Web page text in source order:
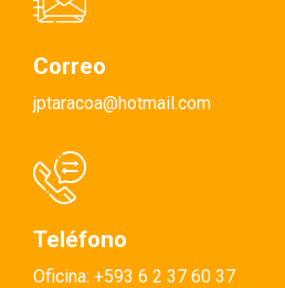
Correo
jptaracoa@hotmail.com
Teléfono
Oficina: +593 6 2 37 60 37